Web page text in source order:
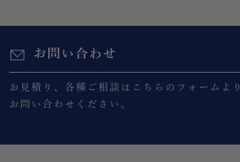
お問い合わせ
お見積り、各種ご相談はこちらのフォームより
お問い合わせください。